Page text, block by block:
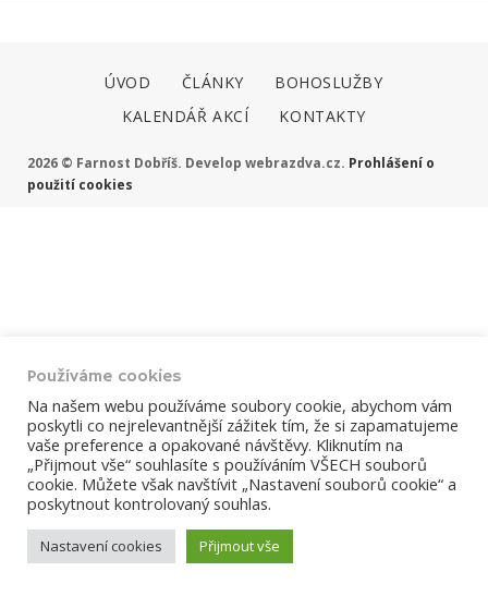
KŘÍŽOVÁ
CESTA
ÚVOD ČLÁNKY
BOHOSLUŽBY
KALENDÁŘ AKCÍ
KONTAKTY
2026 © Farnost Dobříš. Develop webrazdva.cz. Prohlášení o
použití cookies
Používáme cookies
Na našem webu používáme soubory cookie, abychom vám
poskytli co nejrelevantnější zážitek tím, že si zapamatujeme
vaše preference a opakované návštěvy. Kliknutím na
„Přijmout vše“ souhlasíte s používáním VŠECH souborů
cookie. Můžete však navštívit „Nastavení souborů cookie“ a
poskytnout kontrolovaný souhlas.
Nastavení cookies Přijmout vše